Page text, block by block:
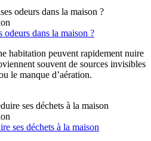
odeurs dans la maison ?
habitation peuvent rapidement nuire
souvent de sources invisibles
le manque d’aération.
ses déchets à la maison